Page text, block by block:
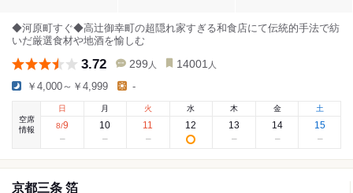
◆河原町すぐ◆高辻御幸町の超隠れ家すぎる和食店にて伝統的手法で紡
いだ厳選食材や地酒を愉しむ
3.72 299 人 14001 人
￥4,000～￥4,999 -
空席
情報
日
8/9
月
10
火
11
水
12
木
13
金
14
土
15
京都三条 箔